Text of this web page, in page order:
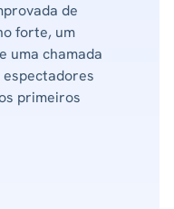
de
forte, um
uma chamada
primeiros